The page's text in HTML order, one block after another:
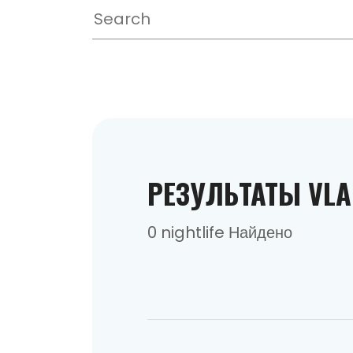
РЕЗУЛЬТАТЫ
0 nightlife Найдено